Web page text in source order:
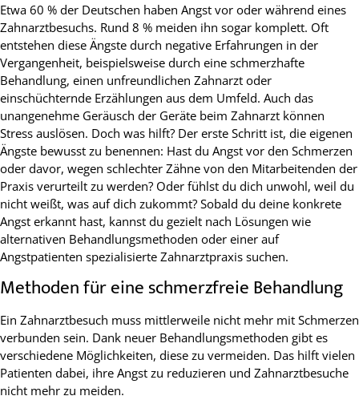
Etwa 60 % der Deutschen haben Angst vor oder während eines
Zahnarztbesuchs. Rund 8 % meiden ihn sogar komplett. Oft
entstehen diese Ängste durch negative Erfahrungen in der
Vergangenheit, beispielsweise durch eine schmerzhafte
Behandlung, einen unfreundlichen Zahnarzt oder
einschüchternde Erzählungen aus dem Umfeld. Auch das
unangenehme Geräusch der Geräte beim Zahnarzt können
Stress auslösen. Doch was hilft? Der erste Schritt ist, die eigenen
Ängste bewusst zu benennen: Hast du Angst vor den Schmerzen
oder davor, wegen schlechter Zähne von den Mitarbeitenden der
Praxis verurteilt zu werden? Oder fühlst du dich unwohl, weil du
nicht weißt, was auf dich zukommt? Sobald du deine konkrete
Angst erkannt hast, kannst du gezielt nach Lösungen wie
alternativen Behandlungsmethoden oder einer auf
Angstpatienten spezialisierte Zahnarztpraxis suchen.
Methoden für eine schmerzfreie Behandlung
Ein Zahnarztbesuch muss mittlerweile nicht mehr mit Schmerzen
verbunden sein. Dank neuer Behandlungsmethoden gibt es
verschiedene Möglichkeiten, diese zu vermeiden. Das hilft vielen
Patienten dabei, ihre Angst zu reduzieren und Zahnarztbesuche
nicht mehr zu meiden.